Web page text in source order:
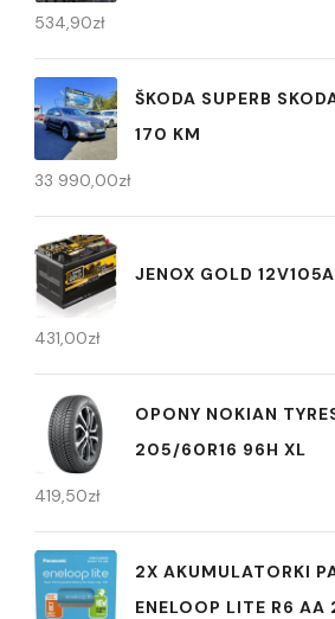
534,90zł
ŠKODA SUPERB
170 KM
33 990,00zł
JENOX GOLD
431,00zł
OPONY NOKIAN
205/60R16 96H XL
419,50zł
2X AKUMULATORKI
ENELOOP LITE R6 AA